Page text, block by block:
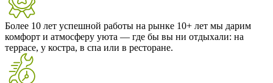
Более 10 лет успешной работы на рынке 10+ лет мы дарим
комфорт и атмосферу уюта — где бы вы ни отдыхали: на
террасе, у костра, в спа или в ресторане.